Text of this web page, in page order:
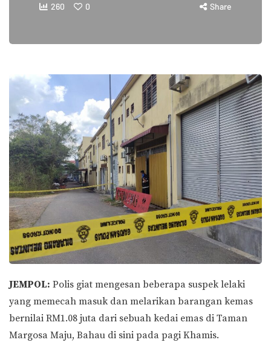
260 0 Share
JEMPOL: Polis giat mengesan beberapa suspek lelaki
yang memecah masuk dan melarikan barangan kemas
bernilai RM1.08 juta dari sebuah kedai emas di Taman
Margosa Maju, Bahau di sini pada pagi Khamis.